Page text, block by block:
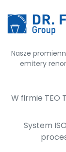
Nasze
emitery
W firmie TEO
System